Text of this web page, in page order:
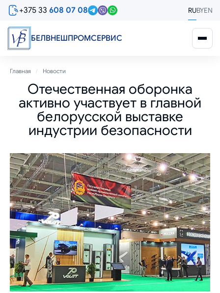
Перейти
содержанию
+375 33 608 07 08 RUBYEN
БЕЛВНЕШПРОМСЕРВИС
Строка
навигации
Главная Новости
Отечественная оборонка
активно участвует в главной
белорусской выставке
индустрии безопасности